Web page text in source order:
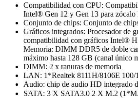
Compatibilidad con CPU:
Intel® Gen 12 y Gen 13 para
Conjunto de chips: Conjunto de
Gráficos integrados: Procesador de
compatibilidad con gráficos Intel®
Memoria: DIMM DDR5 de doble
máximo hasta 128 GB (canal único
DIMM: 2 x ranuras de memoria
LAN: 1*Realtek 8111H/8106E
Audio: chip de audio HD integrado
SATA: 3 X SATA3.0 2 X M.2